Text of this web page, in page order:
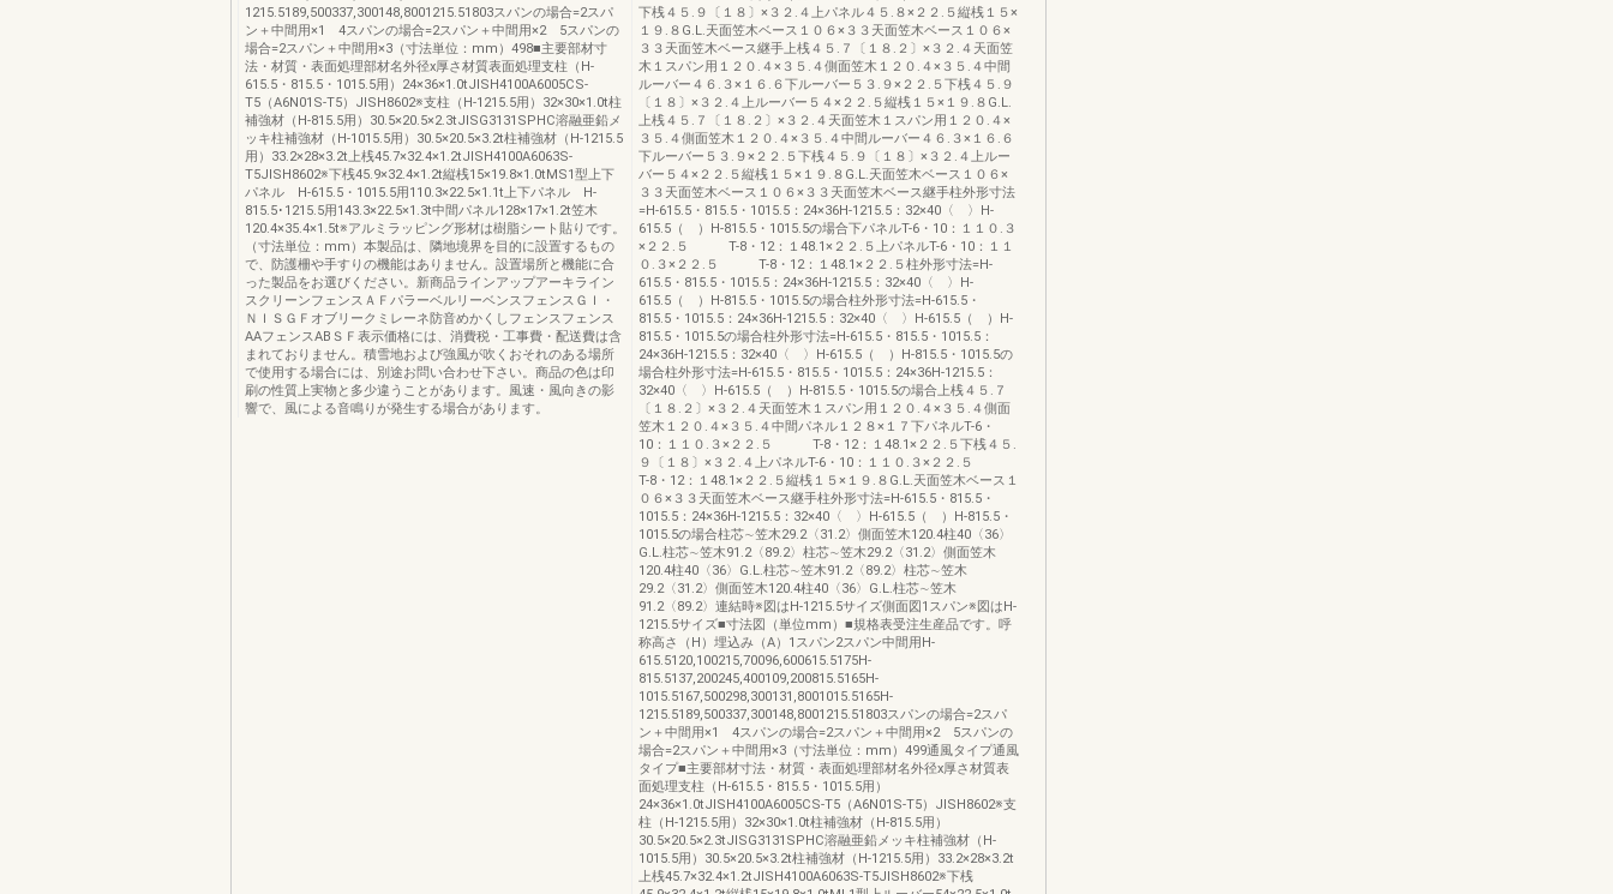
1215.5189,500337,300148,8001215.51803スパンの場合=2スパ
ン＋中間用×1 4スパンの場合=2スパン＋中間用×2 5スパンの
場合=2スパン＋中間用×3（寸法単位：mm）498■主要部材寸
法・材質・表面処理部材名外径x厚さ材質表面処理支柱（H-
615.5・815.5・1015.5用）24×36×1.0tJISH4100A6005CS-
T5（A6N01S-T5）JISH8602※支柱（H-1215.5用）32×30×1.0t柱
補強材（H-815.5用）30.5×20.5×2.3tJISG3131SPHC溶融亜鉛メ
ッキ柱補強材（H-1015.5用）30.5×20.5×3.2t柱補強材（H-1215.5
用）33.2×28×3.2t上桟45.7×32.4×1.2tJISH4100A6063S-
T5JISH8602※下桟45.9×32.4×1.2t縦桟15×19.8×1.0tMS1型上下
パネル H-615.5・1015.5用110.3×22.5×1.1t上下パネル H-
815.5･1215.5用143.3×22.5×1.3t中間パネル128×17×1.2t笠木
120.4×35.4×1.5t※アルミラッピング形材は樹脂シート貼りです。
（寸法単位：mm）本製品は、隣地境界を目的に設置するもの
で、防護柵や手すりの機能はありません。設置場所と機能に合
った製品をお選びください。新商品ラインアップアーキライン
スクリーンフェンスＡＦパラーベルリーベンスフェンスＧＩ・
ＮＩＳＧＦオブリークミレーネ防音めかくしフェンスフェンス
AAフェンスABＳＦ表示価格には、消費税・工事費・配送費は含
まれておりません。積雪地および強風が吹くおそれのある場所
で使用する場合には、別途お問い合わせ下さい。商品の色は印
刷の性質上実物と多少違うことがあります。風速・風向きの影
響で、風による音鳴りが発生する場合があります。
下桟４５.９〔１８〕×３２.４上パネル４５.８×２２.５縦桟１５×
１９.８G.L.天面笠木ベース１０６×３３天面笠木ベース１０６×
３３天面笠木ベース継手上桟４５.７〔１８.２〕×３２.４天面笠
木１スパン用１２０.４×３５.４側面笠木１２０.４×３５.４中間
ルーバー４６.３×１６.６下ルーバー５３.９×２２.５下桟４５.９
〔１８〕×３２.４上ルーバー５４×２２.５縦桟１５×１９.８G.L.
上桟４５.７〔１８.２〕×３２.４天面笠木１スパン用１２０.４×
３５.４側面笠木１２０.４×３５.４中間ルーバー４６.３×１６.６
下ルーバー５３.９×２２.５下桟４５.９〔１８〕×３２.４上ルー
バー５４×２２.５縦桟１５×１９.８G.L.天面笠木ベース１０６×
３３天面笠木ベース１０６×３３天面笠木ベース継手柱外形寸法
=H-615.5・815.5・1015.5：24×36H-1215.5：32×40〈 〉H-
615.5（ ）H-815.5・1015.5の場合下パネルT-6・10：１１０.３
×２２.５ T-8・12：１48.1×２２.５上パネルT-6・10：１１
０.３×２２.５ T-8・12：１48.1×２２.５柱外形寸法=H-
615.5・815.5・1015.5：24×36H-1215.5：32×40〈 〉H-
615.5（ ）H-815.5・1015.5の場合柱外形寸法=H-615.5・
815.5・1015.5：24×36H-1215.5：32×40〈 〉H-615.5（ ）H-
815.5・1015.5の場合柱外形寸法=H-615.5・815.5・1015.5：
24×36H-1215.5：32×40〈 〉H-615.5（ ）H-815.5・1015.5の
場合柱外形寸法=H-615.5・815.5・1015.5：24×36H-1215.5：
32×40〈 〉H-615.5（ ）H-815.5・1015.5の場合上桟４５.７
〔１８.２〕×３２.４天面笠木１スパン用１２０.４×３５.４側面
笠木１２０.４×３５.４中間パネル１２８×１７下パネルT-6・
10：１１０.３×２２.５ T-8・12：１48.1×２２.５下桟４５.
９〔１８〕×３２.４上パネルT-6・10：１１０.３×２２.５
T-8・12：１48.1×２２.５縦桟１５×１９.８G.L.天面笠木ベース１
０６×３３天面笠木ベース継手柱外形寸法=H-615.5・815.5・
1015.5：24×36H-1215.5：32×40〈 〉H-615.5（ ）H-815.5・
1015.5の場合柱芯∼笠木29.2〈31.2〉側面笠木120.4柱40〈36〉
G.L.柱芯∼笠木91.2〈89.2〉柱芯∼笠木29.2〈31.2〉側面笠木
120.4柱40〈36〉G.L.柱芯∼笠木91.2〈89.2〉柱芯∼笠木
29.2〈31.2〉側面笠木120.4柱40〈36〉G.L.柱芯∼笠木
91.2〈89.2〉連結時※図はH-1215.5サイズ側面図1スパン※図はH-
1215.5サイズ■寸法図（単位mm）■規格表受注生産品です。呼
称高さ（H）埋込み（A）1スパン2スパン中間用H-
615.5120,100215,70096,600615.5175H-
815.5137,200245,400109,200815.5165H-
1015.5167,500298,300131,8001015.5165H-
1215.5189,500337,300148,8001215.51803スパンの場合=2スパ
ン＋中間用×1 4スパンの場合=2スパン＋中間用×2 5スパンの
場合=2スパン＋中間用×3（寸法単位：mm）499通風タイプ通風
タイプ■主要部材寸法・材質・表面処理部材名外径x厚さ材質表
面処理支柱（H-615.5・815.5・1015.5用）
24×36×1.0tJISH4100A6005CS-T5（A6N01S-T5）JISH8602※支
柱（H-1215.5用）32×30×1.0t柱補強材（H-815.5用）
30.5×20.5×2.3tJISG3131SPHC溶融亜鉛メッキ柱補強材（H-
1015.5用）30.5×20.5×3.2t柱補強材（H-1215.5用）33.2×28×3.2t
上桟45.7×32.4×1.2tJISH4100A6063S-T5JISH8602※下桟